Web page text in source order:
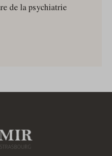
de la psychiatrie